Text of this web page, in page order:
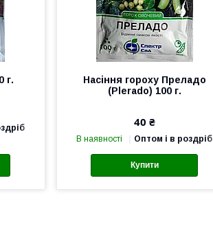
г.
Насіння гороху Преладо
(Plerado) 100 г.
40 ₴
В наявності Оптом і в роздріб
Купити